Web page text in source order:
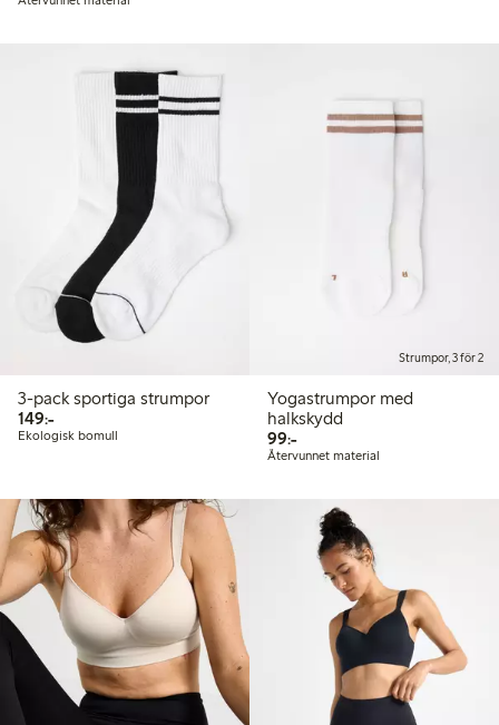
3-pack sportiga strumpor
149:-149,00 kr
Ekologisk bomull
Strumpor, 3 för 2
Yogastrumpor med
halkskydd
99:-99,00 kr
Återvunnet material